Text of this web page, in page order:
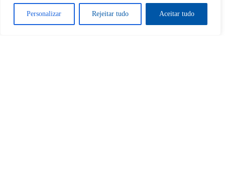
Personalizar Rejeitar tudo Aceitar tudo